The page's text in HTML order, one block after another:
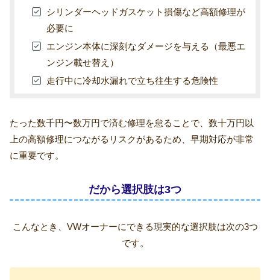
シリンダーヘッドガスケット損傷など高額修理が
必要に
エンジン本体に深刻なダメージを与える（最悪エ
ンジン載せ替え）
走行中に冷却水漏れで立ち往生する危険性
たった数千円〜数万円で済む修理を怠ることで、数十万円以
上の高額修理につながるリスクがあるため、早期対応が非常
に重要です。
だから選択肢は3つ
こんなとき、VWオーナーにできる現実的な選択肢は次の3つ
です。